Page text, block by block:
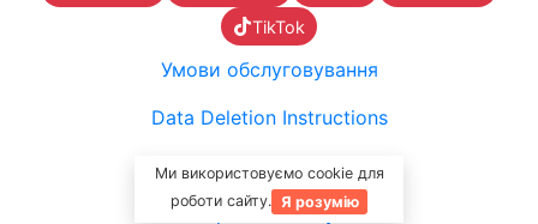
Ми використовуємо cookie для
роботи сайту. Я розумію
TikTok
Умови обслуговування
Data Deletion Instructions
Зв'яжіться з нами
Вартість послуг